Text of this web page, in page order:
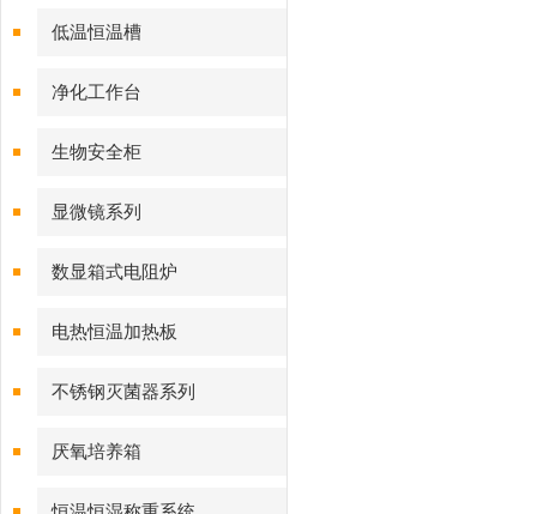
低温恒温槽
净化工作台
生物安全柜
显微镜系列
数显箱式电阻炉
电热恒温加热板
不锈钢灭菌器系列
厌氧培养箱